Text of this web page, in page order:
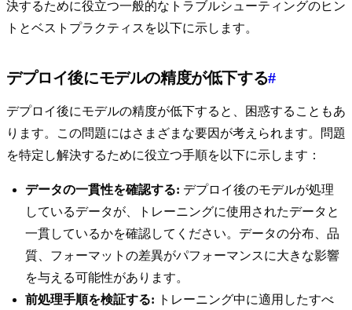
決するために役立つ一般的なトラブルシューティングのヒン
トとベストプラクティスを以下に示します。
デプロイ後にモデルの精度が低下する#
デプロイ後にモデルの精度が低下すると、困惑することもあ
ります。この問題にはさまざまな要因が考えられます。問題
を特定し解決するために役立つ手順を以下に示します：
データの一貫性を確認する: デプロイ後のモデルが処理
しているデータが、トレーニングに使用されたデータと
一貫しているかを確認してください。データの分布、品
質、フォーマットの差異がパフォーマンスに大きな影響
を与える可能性があります。
前処理手順を検証する: トレーニング中に適用したすべ